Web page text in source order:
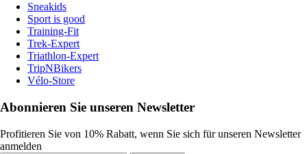
Sneakids
Sport is good
Training-Fit
Trek-Expert
Triathlon-Expert
TripNBikers
Vélo-Store
Abonnieren Sie unseren Newsletter
Profitieren Sie von 10% Rabatt, wenn Sie sich für unseren Newsletter
anmelden